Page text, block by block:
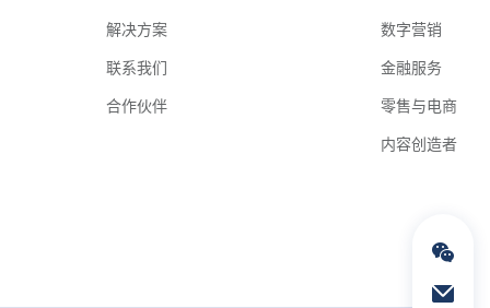
解决方案
联系我们
合作伙伴
数字营销
金融服务
零售与电商
内容创造者
service@geeksend.com